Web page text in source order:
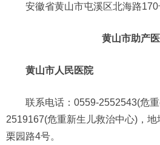
安徽省黄山市屯溪区北海路170
黄山市助产
黄山市人民医院
联系电话：0559-2552543(危
2519167(危重新生儿救治中心)，
栗园路4号。